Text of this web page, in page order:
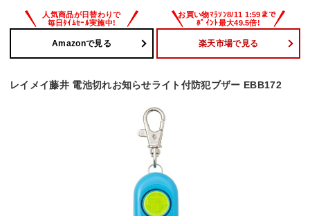
Amazonで見る 楽天市場で見る
レイメイ藤井 電池切れお知らせライト付防犯ブザー EBB172